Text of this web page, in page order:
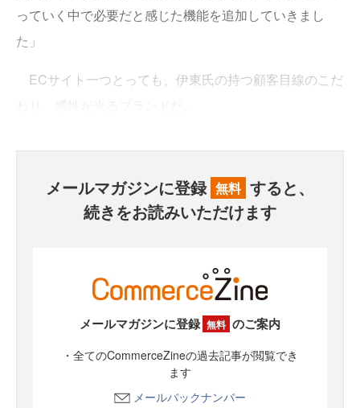
っていく中で必要だと感じた機能を追加していきまし
た」
ECサイト一つとっても、伊東氏の持つ顧客目線のこだ
メールマガジンに登録 無料 すると、
続きをお読みいただけます
メールマガジンに登録 無料 のご案内
・全てのCommerceZineの過去記事が閲覧でき
ます
メールバックナンバー